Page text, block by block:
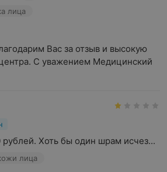
лица
Вас за отзыв и высокую
С уважением Медицинский
Хоть бы один шрам исчез...
лица